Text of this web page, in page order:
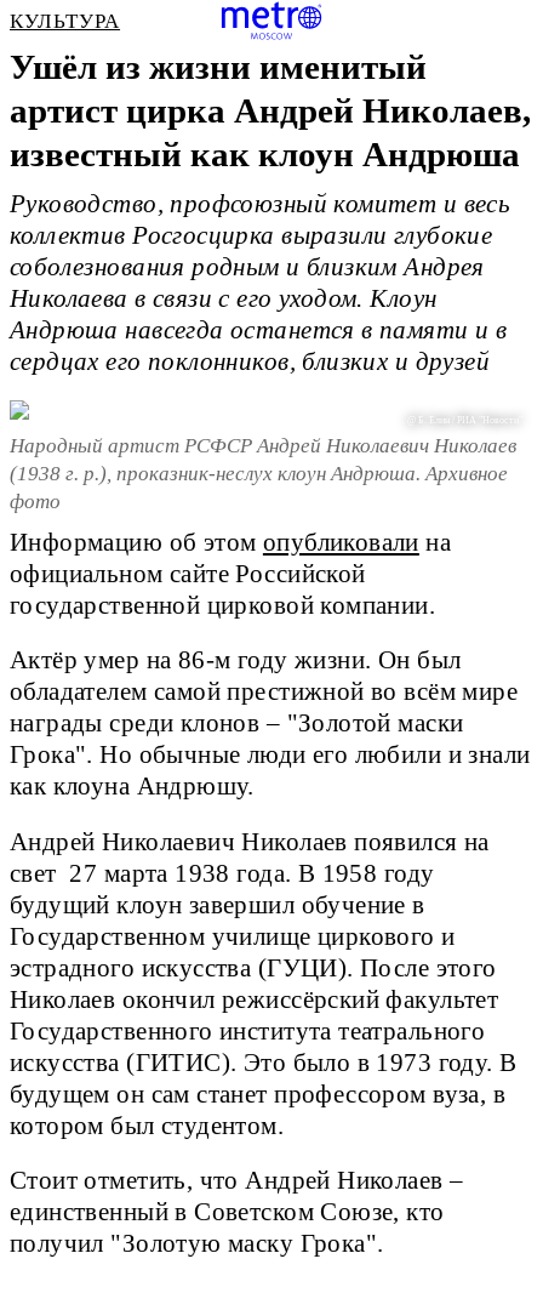
КУЛЬТУРА
Ушёл из жизни именитый
артист цирка Андрей Николаев,
известный как клоун Андрюша
Руководство, профсоюзный комитет и весь
коллектив Росгосцирка выразили глубокие
соболезнования родным и близким Андрея
Николаева в связи с его уходом. Клоун
Андрюша навсегда останется в памяти и в
сердцах его поклонников, близких и друзей
@ Б. Елин / РИА "Новости"
Народный артист РСФСР Андрей Николаевич Николаев
(1938 г. р.), проказник-неслух клоун Андрюша. Архивное
фото
Информацию об этом опубликовали на
официальном сайте Российской
государственной цирковой компании.
Актёр умер на 86-м году жизни. Он был
обладателем самой престижной во всём мире
награды среди клонов – "Золотой маски
Грока". Но обычные люди его любили и знали
как клоуна Андрюшу.
Андрей Николаевич Николаев появился на
свет 27 марта 1938 года. В 1958 году
будущий клоун завершил обучение в
Государственном училище циркового и
эстрадного искусства (ГУЦИ). После этого
Николаев окончил режиссёрский факультет
Государственного института театрального
искусства (ГИТИС). Это было в 1973 году. В
будущем он сам станет профессором вуза, в
котором был студентом.
Стоит отметить, что Андрей Николаев –
единственный в Советском Cоюзе, кто
получил "Золотую маску Грока".